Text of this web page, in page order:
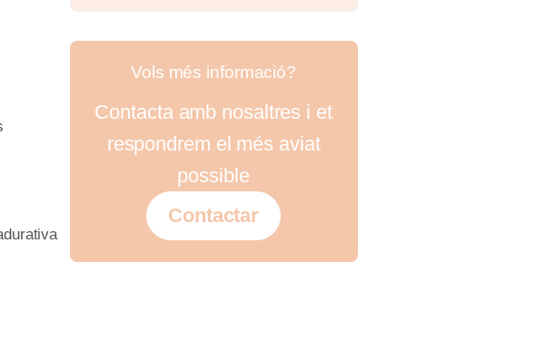
Vols més informació?
Contacta amb nosaltres i et
respondrem el més aviat
possible
Contactar